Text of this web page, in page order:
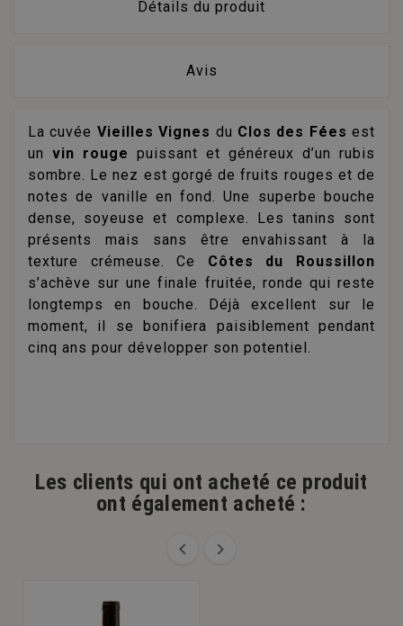
Détails du produit
Avis
La cuvée Vieilles Vignes du Clos des Fées est
un vin rouge puissant et généreux d’un rubis
sombre. Le nez est gorgé de fruits rouges et de
notes de vanille en fond. Une superbe bouche
dense, soyeuse et complexe. Les tanins sont
présents mais sans être envahissant à la
texture crémeuse. Ce Côtes du Roussillon
s’achève sur une finale fruitée, ronde qui reste
longtemps en bouche. Déjà excellent sur le
moment, il se bonifiera paisiblement pendant
cinq ans pour développer son potentiel.
Les clients qui ont acheté ce produit
ont également acheté :
 